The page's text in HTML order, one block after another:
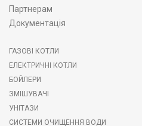
Партнерам
Документація
ГАЗОВІ КОТЛИ
ЕЛЕКТРИЧНІ КОТЛИ
БОЙЛЕРИ
ЗМІШУВАЧІ
УНІТАЗИ
СИСТЕМИ ОЧИЩЕННЯ ВОДИ